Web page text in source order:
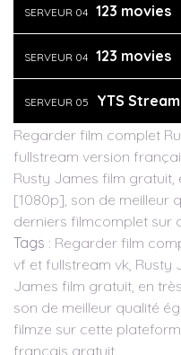
SERVEUR 04 123 movies
SERVEUR 04 123 movies
SERVEUR 05 YTS
Regarder film complet
fullstream version
Rusty James film gratuit,
[1080p], son de meilleur
derniers filmcomplet sur
Tags : Regarder film
vf et fullstream vk, Rusty
James film gratuit, en
son de meilleur qualité
filmze sur cette
français gratuit.